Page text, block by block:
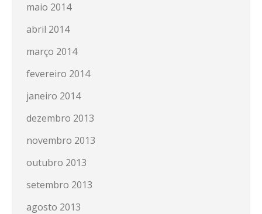
maio 2014
abril 2014
março 2014
fevereiro 2014
janeiro 2014
dezembro 2013
novembro 2013
outubro 2013
setembro 2013
agosto 2013